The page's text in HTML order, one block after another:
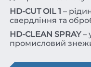
HD-CUT OIL 1 –
свердління та
HD-CLEAN SPRAY–
промисловий